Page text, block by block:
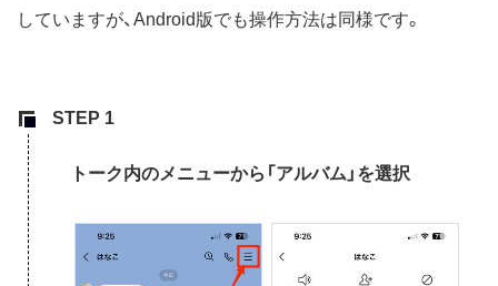
していますが、Android版でも操作方法は同様です。
トーク内のメニューから「アルバム」を選択